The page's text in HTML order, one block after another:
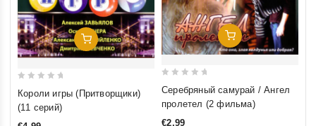
Добавить В Корзину
out
Короли игры (Притворщики)
(11 серий)
Добавить В Корзину
out
Серебряный самурай / Ангел
пролетел (2 фильма)
€2,99